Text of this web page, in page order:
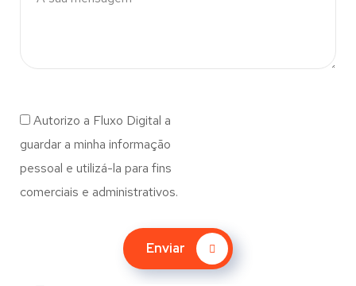
Autorizo a Fluxo Digital a
guardar a minha informação
pessoal e utilizá-la para fins
comerciais e administrativos.
Enviar